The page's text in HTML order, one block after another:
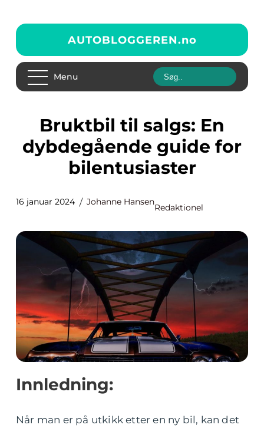
AUTOBLOGGEREN.no
Menu
Bruktbil til salgs: En
dybdegående guide for
bilentusiaster
16 januar 2024 Johanne Hansen
Redaktionel
Innledning:
Når man er på utkikk etter en ny bil, kan det